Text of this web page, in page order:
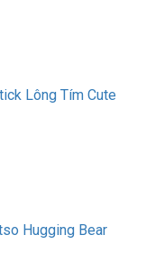
Lông Tím Cute
Hugging Bear